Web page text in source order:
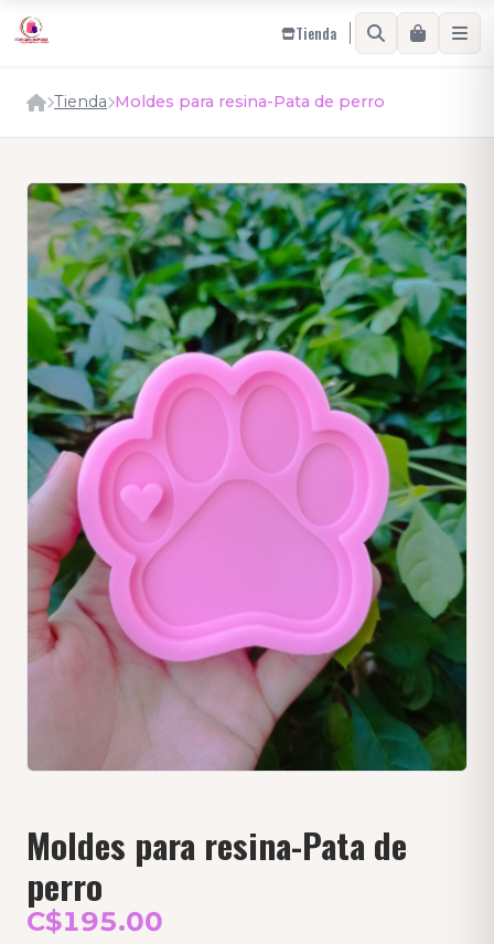
Tienda
Tienda Moldes para resina-Pata de perro
Moldes para resina-Pata de
perro
C$195.00